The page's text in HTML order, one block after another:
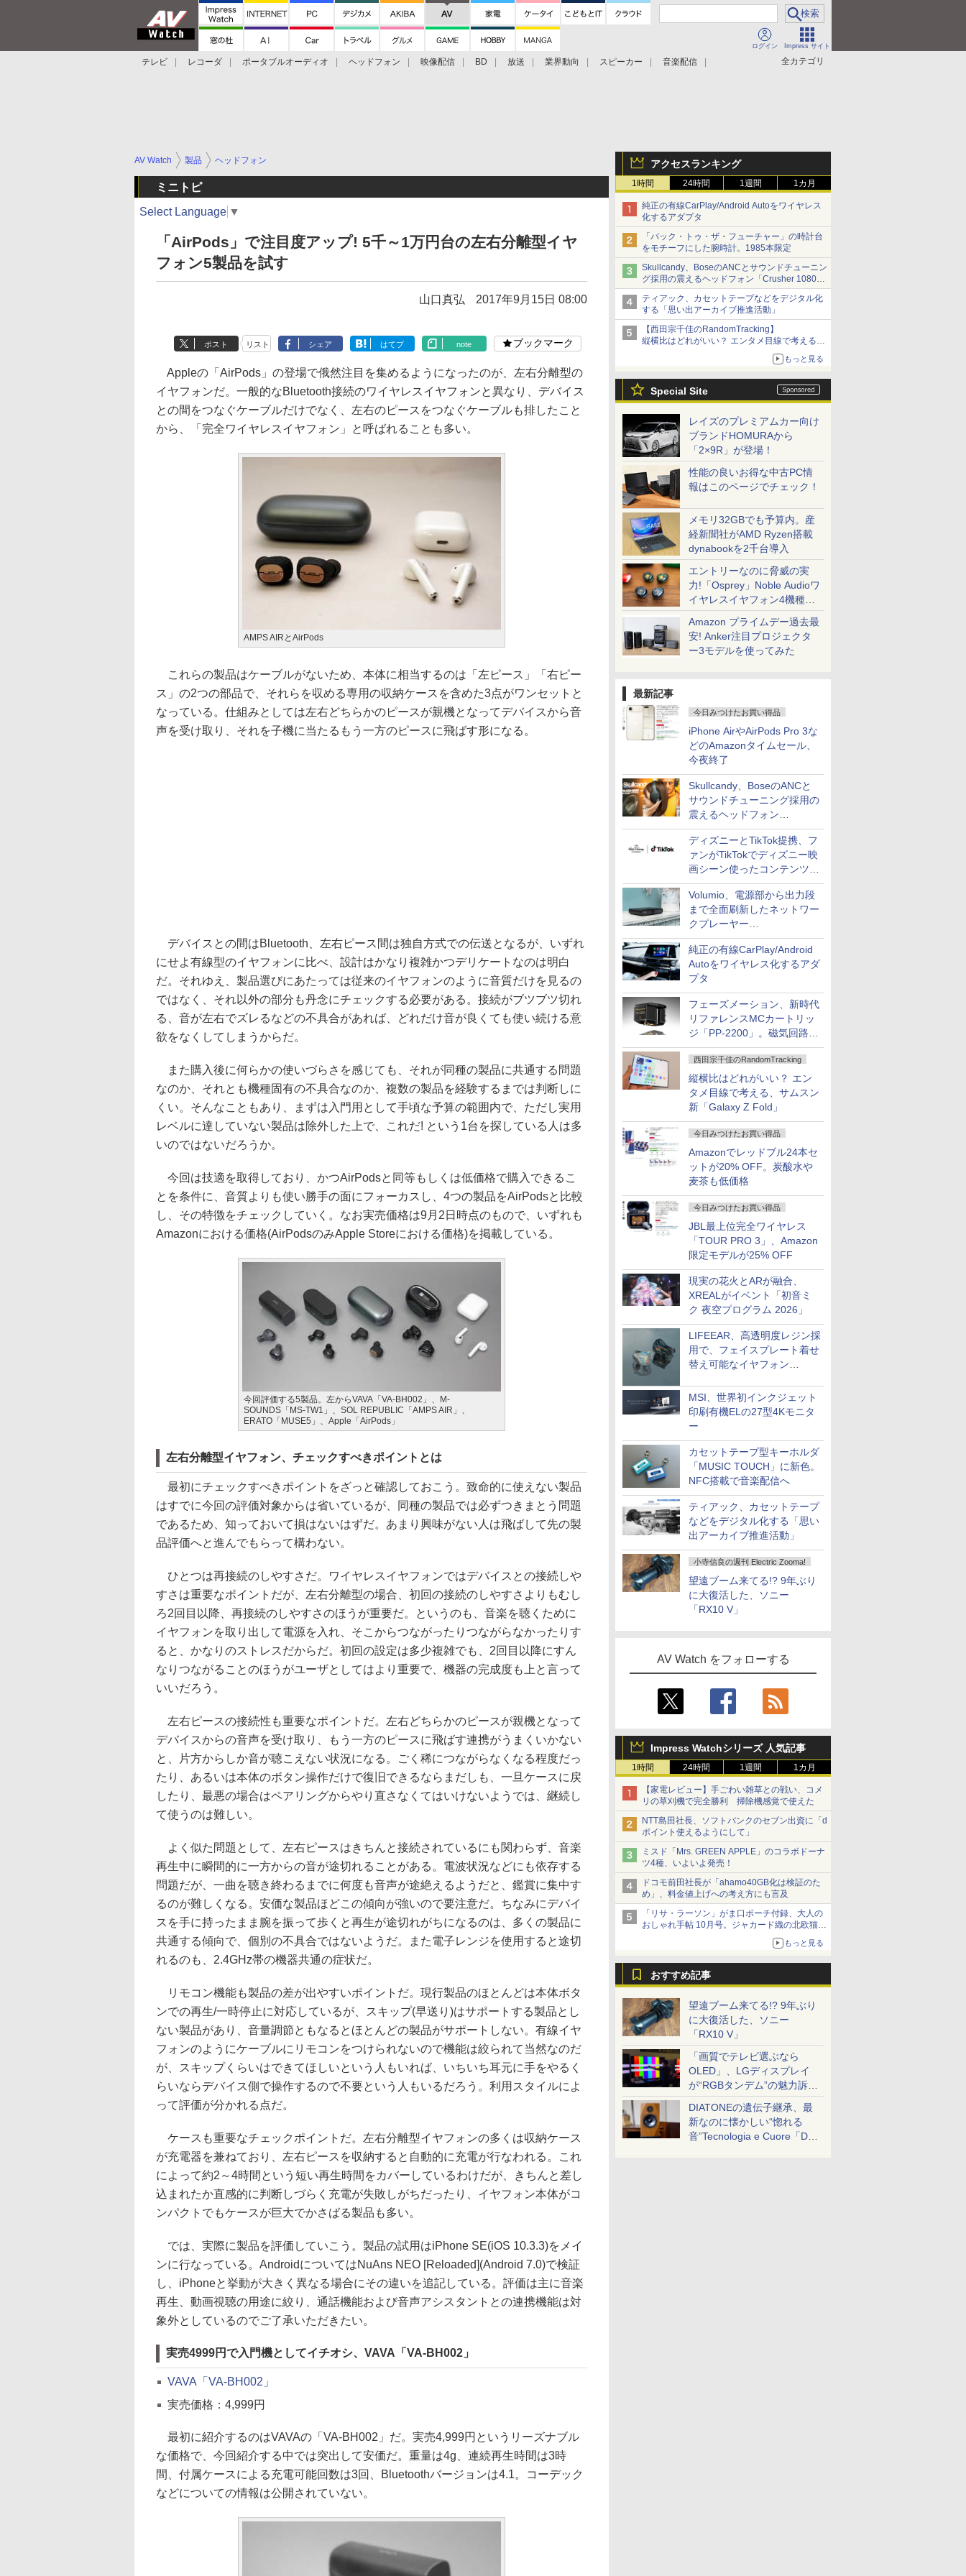
ログイン Impress サイト
全カテゴリ
テレビ レコーダ ポータブルオーディオ ヘッドフォン 映像配信 BD 放送 業界動向 スピーカー
音楽配信
アクセスランキング
1時間 24時間 1週間 1カ月
純正の有線CarPlay/Android Autoをワイヤレス
化するアダプタ
「バック・トゥ・ザ・フューチャー」の時計台
をモチーフにした腕時計。1985本限定
Skullcandy、BoseのANCとサウンドチューニン
グ採用の震えるヘッドフォン「Crusher 1080
ANC」
ティアック、カセットテープなどをデジタル化
する「思い出アーカイブ推進活動」
【西田宗千佳のRandomTracking】
縦横比はどれがいい？ エンタメ目線で考える、
もっと見る
Special Site
レイズのプレミアムカー向け
ブランドHOMURAから
「2×9R」が登場！
性能の良いお得な中古PC情
報はこのページでチェック！
メモリ32GBでも予算内。産
経新聞社がAMD Ryzen搭載
dynabookを2千台導入
エントリーなのに脅威の実
力!「Osprey」Noble Audioワ
イヤレスイヤフォン4機種を
一気に聴く
Amazon プライムデー過去最
安! Anker注目プロジェクタ
ー3モデルを使ってみた
最新記事
今日みつけたお買い得品
iPhone AirやAirPods Pro 3な
どのAmazonタイムセール、
今夜終了
Skullcandy、BoseのANCと
サウンドチューニング採用の
震えるヘッドフォン
「Crusher 1080 ANC」
ディズニーとTikTok提携、フ
ァンがTikTokでディズニー映
画シーン使ったコンテンツ制
作、Disney+にも配信
Volumio、電源部から出力段
まで全面刷新したネットワー
クプレーヤー
「Primo（2026）」
純正の有線CarPlay/Android
Autoをワイヤレス化するアダ
プタ
フェーズメーション、新時代
リファレンスMCカートリッ
ジ「PP-2200」。磁気回路や
ハウジングを根本から見直し
西田宗千佳のRandomTracking
縦横比はどれがいい？ エン
タメ目線で考える、サムスン
新「Galaxy Z Fold」
今日みつけたお買い得品
Amazonでレッドブル24本セ
ットが20% OFF。炭酸水や
麦茶も低価格
今日みつけたお買い得品
JBL最上位完全ワイヤレス
「TOUR PRO 3」、Amazon
限定モデルが25% OFF
現実の花火とARが融合、
XREALがイベント「初音ミ
ク 夜空プログラム 2026」
LIFEEAR、高透明度レジン採
用で、フェイスプレート着せ
替え可能なイヤフォン
MSI、世界初インクジェット
印刷有機ELの27型4Kモニタ
ー
カセットテープ型キーホルダ
「MUSIC TOUCH」に新色。
NFC搭載で音楽配信へ
ティアック、カセットテープ
などをデジタル化する「思い
出アーカイブ推進活動」
小寺信良の週刊 Electric Zooma!
望遠ブーム来てる!? 9年ぶり
に大復活した、ソニー
「RX10 V」
AV Watch をフォローする
Impress Watchシリーズ 人気記事
1時間 24時間 1週間 1カ月
【家電レビュー】手ごわい雑草との戦い、コメ
リの草刈機で完全勝利 掃除機感覚で使えた
NTT島田社長、ソフトバンクのセブン出資に「d
ポイント使えるようにして」
ミスド「Mrs. GREEN APPLE」のコラボドーナ
ツ4種、いよいよ発売！
ドコモ前田社長が「ahamo40GB化は検証のた
め」、料金値上げへの考え方にも言及
「リサ・ラーソン」がま口ポーチ付録、大人の
おしゃれ手帖 10月号。ジャカード織の北欧猫デ
もっと見る
おすすめ記事
望遠ブーム来てる!? 9年ぶり
に大復活した、ソニー
「RX10 V」
「画質でテレビ選ぶなら
OLED」、LGディスプレイ
が“RGBタンデム”の魅力訴
求。液晶とのガチ比較も
DIATONEの遺伝子継承、最
新なのに懐かしい“惚れる
音”Tecnologia e Cuore「DS-
AV Watch 製品 ヘッドフォン
ミニトピ
Select Language ▼
「AirPods」で注目度アップ! 5千～1万円台の左右分離型イヤ
フォン5製品を試す
山口真弘 2017年9月15日 08:00
ポスト リスト シェア はてブ note ブックマーク
Appleの「AirPods」の登場で俄然注目を集めるようになったのが、左右分離型の
イヤフォンだ。一般的なBluetooth接続のワイヤレスイヤフォンと異なり、デバイス
との間をつなぐケーブルだけでなく、左右のピースをつなぐケーブルも排したこと
から、「完全ワイヤレスイヤフォン」と呼ばれることも多い。
AMPS AIRとAirPods
これらの製品はケーブルがないため、本体に相当するのは「左ピース」「右ピー
ス」の2つの部品で、それらを収める専用の収納ケースを含めた3点がワンセットと
なっている。仕組みとしては左右どちらかのピースが親機となってデバイスから音
声を受け取り、それを子機に当たるもう一方のピースに飛ばす形になる。
デバイスとの間はBluetooth、左右ピース間は独自方式での伝送となるが、いずれ
にせよ有線型のイヤフォンに比べ、設計はかなり複雑かつデリケートなのは明白
だ。それゆえ、製品選びにあたっては従来のイヤフォンのように音質だけを見るの
ではなく、それ以外の部分も丹念にチェックする必要がある。接続がブツブツ切れ
る、音が左右でズレるなどの不具合があれば、どれだけ音が良くても使い続ける意
欲をなくしてしまうからだ。
また購入後に何らかの使いづらさを感じても、それが同種の製品に共通する問題
なのか、それとも機種固有の不具合なのか、複数の製品を経験するまでは判断しに
くい。そんなこともあり、まずは入門用として手頃な予算の範囲内で、ただし実用
レベルに達していない製品は除外した上で、これだ! という1台を探している人は多
いのではないだろうか。
今回は技適を取得しており、かつAirPodsと同等もしくは低価格で購入できるこ
とを条件に、音質よりも使い勝手の面にフォーカスし、4つの製品をAirPodsと比較
し、その特徴をチェックしていく。なお実売価格は9月2日時点のもので、いずれも
Amazonにおける価格(AirPodsのみApple Storeにおける価格)を掲載している。
今回評価する5製品。左からVAVA「VA-BH002」、M-
SOUNDS「MS-TW1」、SOL REPUBLIC「AMPS AIR」、
ERATO「MUSE5」、Apple「AirPods」
左右分離型イヤフォン、チェックすべきポイントとは
最初にチェックすべきポイントをざっと確認しておこう。致命的に使えない製品
はすでに今回の評価対象からは省いているが、同種の製品では必ずつきまとう問題
であるため、知っておいて損はないはずだ。あまり興味がない人は飛ばして先の製
品評価へと進んでもらって構わない。
ひとつは再接続のしやすさだ。ワイヤレスイヤフォンではデバイスとの接続しや
すさは重要なポイントだが、左右分離型の場合、初回の接続のしやすさよりもむし
ろ2回目以降、再接続のしやすさのほうが重要だ。というのも、音楽を聴くために
イヤフォンを取り出して電源を入れ、そこからつながったりつながらなかったりす
ると、かなりのストレスだからだ。初回の設定は多少複雑でも、2回目以降にすん
なりつながることのほうがユーザとしてはより重要で、機器の完成度も上と言って
いいだろう。
左右ピースの接続性も重要なポイントだ。左右どちらかのピースが親機となって
デバイスからの音声を受け取り、もう一方のピースに飛ばす連携がうまくいかない
と、片方からしか音が聴こえない状況になる。ごく稀につながらなくなる程度だっ
たり、あるいは本体のボタン操作だけで復旧できるならまだしも、一旦ケースに戻
したり、最悪の場合はペアリングからやり直さなくてはいけないようでは、継続し
て使うのは難しい。
よく似た問題として、左右ピースはきちんと接続されているにも関わらず、音楽
再生中に瞬間的に一方からの音が途切れることがある。電波状況などにも依存する
問題だが、一曲を聴き終わるまでに何度も音声が途絶えるようだと、鑑賞に集中す
るのが難しくなる。安価な製品ほどこの傾向が強いので要注意だ。ちなみにデバイ
スを手に持ったまま腕を振って歩くと再生が途切れがちになるのは、多くの製品に
共通する傾向で、個別の不具合ではないようだ。また電子レンジを使用すると途切
れるのも、2.4GHz帯の機器共通の症状だ。
リモコン機能も製品の差が出やすいポイントだ。現行製品のほとんどは本体ボタ
ンでの再生/一時停止に対応しているが、スキップ(早送り)はサポートする製品とし
ない製品があり、音量調節ともなるとほとんどの製品がサポートしない。有線イヤ
フォンのようにケーブルにリモコンをつけられないので機能は絞られて当然なのだ
が、スキップくらいはできてほしいという人もいれば、いちいち耳元に手をやるく
らいならデバイス側で操作するので不要という人もいるだろう。利用スタイルによ
って評価が分かれる点だ。
ケースも重要なチェックポイントだ。左右分離型イヤフォンの多くは収納ケース
が充電器を兼ねており、左右ピースを収納すると自動的に充電が行なわれる。これ
によって約2～4時間という短い再生時間をカバーしているわけだが、きちんと差し
込まれたか直感的に判断しづらく充電が失敗しがちだったり、イヤフォン本体がコ
ンパクトでもケースが巨大でかさばる製品も多い。
では、実際に製品を評価していこう。製品の試用はiPhone SE(iOS 10.3.3)をメイ
ンに行なっている。AndroidについてはNuAns NEO [Reloaded](Android 7.0)で検証
し、iPhoneと挙動が大きく異なる場合にその違いを追記している。評価は主に音楽
再生、動画視聴の用途に絞り、通話機能および音声アシスタントとの連携機能は対
象外としているのでご了承いただきたい。
実売4999円で入門機としてイチオシ、VAVA「VA-BH002」
VAVA「VA-BH002」
実売価格：4,999円
最初に紹介するのはVAVAの「VA-BH002」だ。実売4,999円というリーズナブル
な価格で、今回紹介する中では突出して安価だ。重量は4g、連続再生時間は3時
間、付属ケースによる充電可能回数は3回、Bluetoothバージョンは4.1。コーデック
などについての情報は公開されていない。